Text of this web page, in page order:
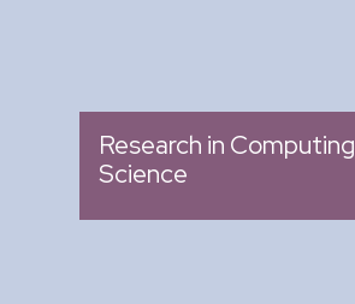
Research in Computing
Science